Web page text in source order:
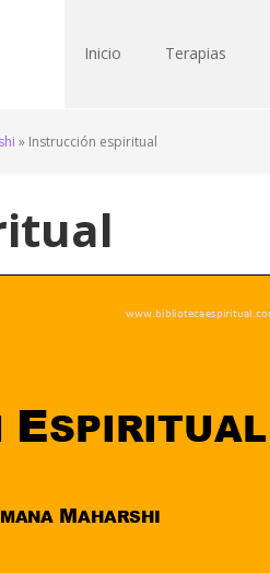
Inicio Terapias
» Instrucción espiritual